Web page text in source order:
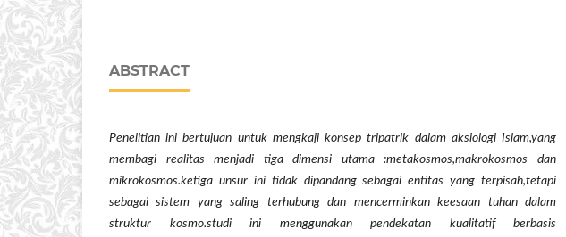
ABSTRACT
Penelitian ini bertujuan untuk mengkaji konsep tripatrik dalam aksiologi Islam,yang
membagi realitas menjadi tiga dimensi utama :metakosmos,makrokosmos dan
mikrokosmos.ketiga unsur ini tidak dipandang sebagai entitas yang terpisah,tetapi
sebagai sistem yang saling terhubung dan mencerminkan keesaan tuhan dalam
struktur kosmo.studi ini menggunakan pendekatan kualitatif berbasis